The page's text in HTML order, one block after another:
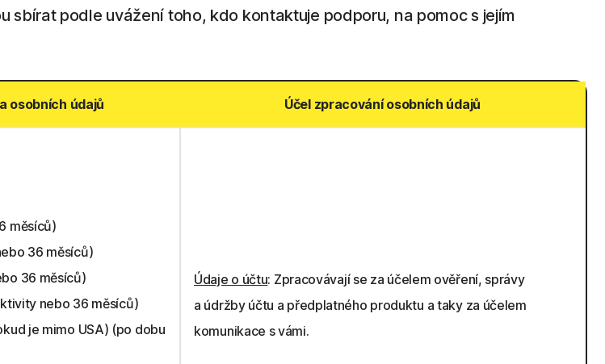
podle uvážení toho, kdo kontaktuje podporu, na pomoc s jejím
osobních údajů Účel zpracování osobních údajů
měsíců)
36 měsíců)
36 měsíců)
nebo 36 měsíců)
je mimo USA) (po dobu
Údaje o účtu: Zpracovávají se za účelem ověření, správy
a údržby účtu a předplatného produktu a taky za účelem
komunikace s vámi.